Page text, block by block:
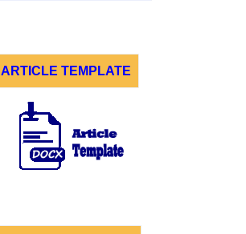
ARTICLE TEMPLATE